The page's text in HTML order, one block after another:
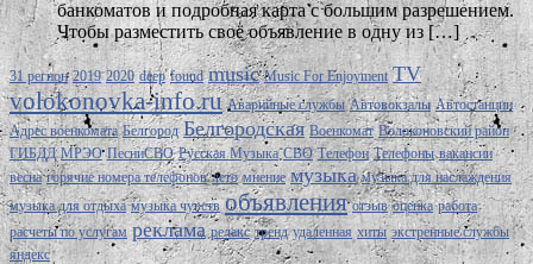
банкоматов и подробная карта с большим разрешением.
Чтобы разместить своё объявление в одну из […]
31 регион 2019 2020 deep found music Music For Enjoyment TV
volokonovka-info.ru Аварийные службы Автовокзалы Автостанции
Адрес военкомата Белгород Белгородская Военкомат Волоконовский район
ГИБДД МРЭО ПесниСВО Русская Музыка СВО Телефон Телефоны вакансии
весна горячие номера телефонов лето мнение музыка музыка для наслаждения
музыка для отдыха музыка чувств объявления отзыв оценка работа
расчеты по услугам реклама релакс тренд удаленная хиты экстренные службы
яндекс